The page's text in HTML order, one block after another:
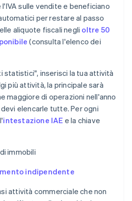
sulle vendite e beneficiano
per restare al passo
aliquote fiscali negli oltre 50
(consulta l'elenco dei
statistici", inserisci la tua attività
più attività, la principale sarà
maggiore di operazioni nell'anno
elencarle tutte. Per ogni
intestazione IAE e la chiave
immobili
indipendente
attività commerciale che non